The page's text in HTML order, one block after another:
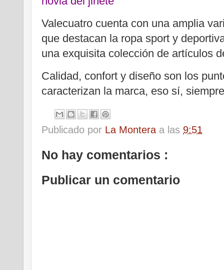
Valecuatro cuenta con una amplia
que destacan la ropa sport y
una exquisita colección de artículos
Calidad, confort y diseño son los
caracterizan la marca, eso sí,
Publicado por La Montera a las 9:51
No hay comentarios :
Publicar un comentario